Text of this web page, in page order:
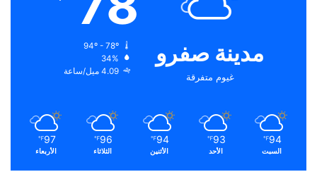
مدينة صفرو
غيوم متفرقة
34%
4.09 ميل/ساعة
94
℉
السبت
93
℉
الأحد
94
℉
الأثنين
96
℉
الثلاثاء
97
℉
الأربعاء